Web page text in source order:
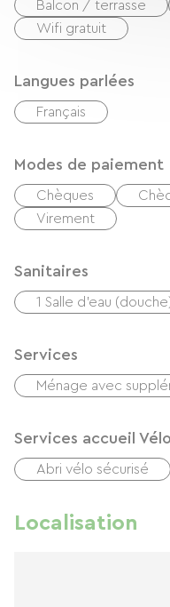
Balcon / terrasse
Wifi gratuit
Langues parlées
Français
Modes de paiement
Chèques
Virement
Sanitaires
1 Salle d'eau
Services
Ménage avec
Services accueil Vélo
Abri vélo sécurisé
Localisation